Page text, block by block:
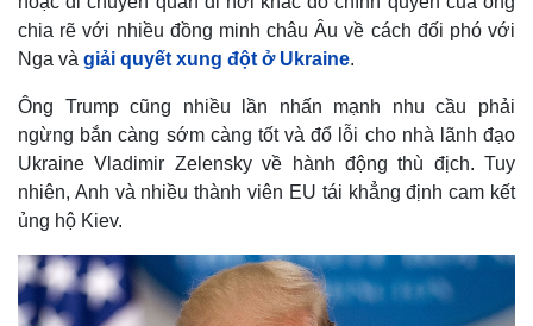
chia rẽ với nhiều đồng minh châu Âu về cách đối phó với
Nga và giải quyết xung đột ở Ukraine.
Ông Trump cũng nhiều lần nhấn mạnh nhu cầu phải
ngừng bắn càng sớm càng tốt và đổ lỗi cho nhà lãnh đạo
Ukraine Vladimir Zelensky về hành động thù địch. Tuy
nhiên, Anh và nhiều thành viên EU tái khẳng định cam kết
ủng hộ Kiev.